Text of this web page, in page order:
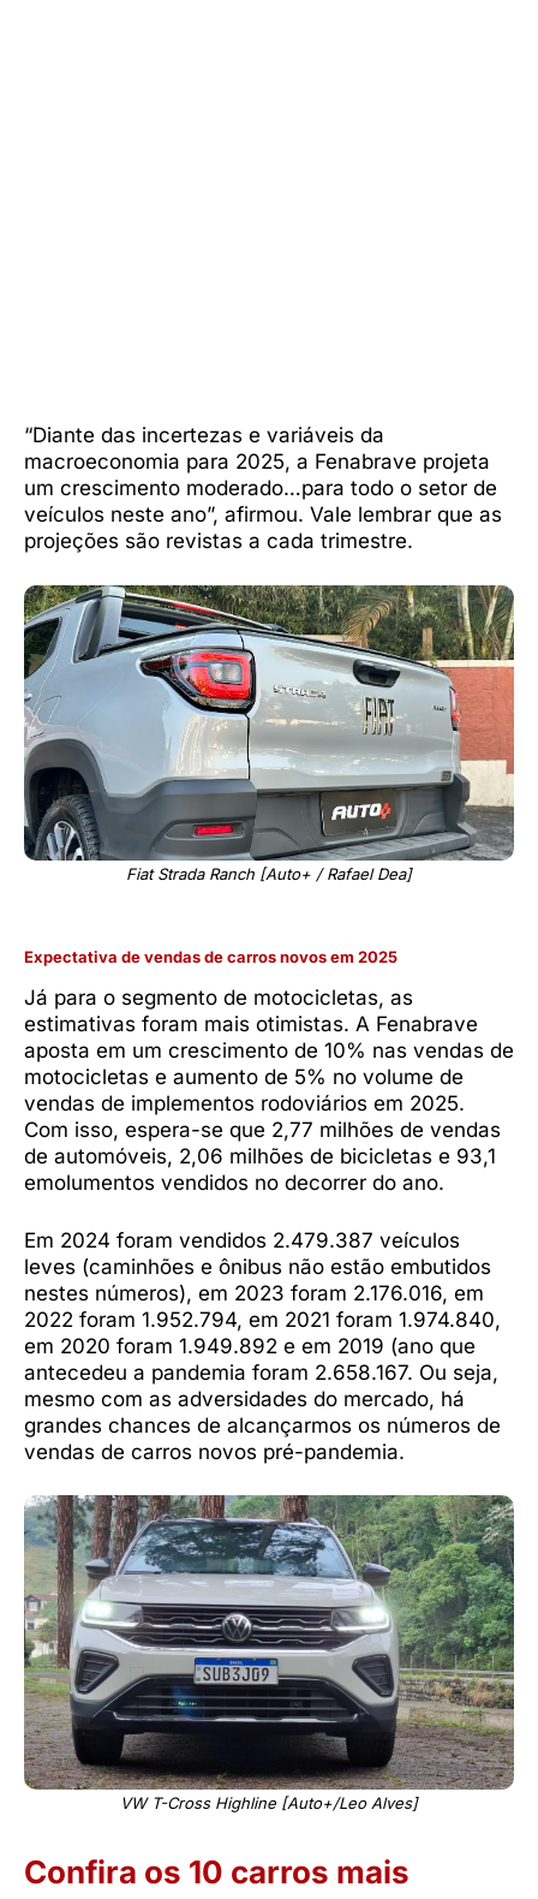
“Diante das incertezas e variáveis da
macroeconomia para 2025, a Fenabrave projeta
um crescimento moderado…para todo o setor de
veículos neste ano”, afirmou. Vale lembrar que as
projeções são revistas a cada trimestre.
Fiat Strada Ranch [Auto+ / Rafael Dea]
Expectativa de vendas de carros novos em 2025
Já para o segmento de motocicletas, as
estimativas foram mais otimistas. A Fenabrave
aposta em um crescimento de 10% nas vendas de
motocicletas e aumento de 5% no volume de
vendas de implementos rodoviários em 2025.
Com isso, espera-se que 2,77 milhões de vendas
de automóveis, 2,06 milhões de bicicletas e 93,1
emolumentos vendidos no decorrer do ano.
Em 2024 foram vendidos 2.479.387 veículos
leves (caminhões e ônibus não estão embutidos
nestes números), em 2023 foram 2.176.016, em
2022 foram 1.952.794, em 2021 foram 1.974.840,
em 2020 foram 1.949.892 e em 2019 (ano que
antecedeu a pandemia foram 2.658.167. Ou seja,
mesmo com as adversidades do mercado, há
grandes chances de alcançarmos os números de
vendas de carros novos pré-pandemia.
VW T-Cross Highline [Auto+/Leo Alves]
Confira os 10 carros mais